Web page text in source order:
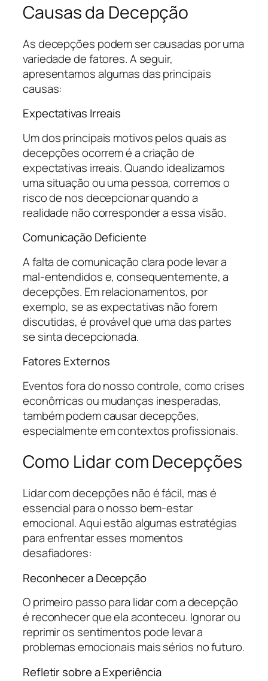
Causas da Decepção
As decepções podem ser causadas por uma
variedade de fatores. A seguir,
apresentamos algumas das principais
causas:
Expectativas Irreais
Um dos principais motivos pelos quais as
decepções ocorrem é a criação de
expectativas irreais. Quando idealizamos
uma situação ou uma pessoa, corremos o
risco de nos decepcionar quando a
realidade não corresponder a essa visão.
Comunicação Deficiente
A falta de comunicação clara pode levar a
mal-entendidos e, consequentemente, a
decepções. Em relacionamentos, por
exemplo, se as expectativas não forem
discutidas, é provável que uma das partes
se sinta decepcionada.
Fatores Externos
Eventos fora do nosso controle, como crises
econômicas ou mudanças inesperadas,
também podem causar decepções,
especialmente em contextos profissionais.
Como Lidar com Decepções
Lidar com decepções não é fácil, mas é
essencial para o nosso bem-estar
emocional. Aqui estão algumas estratégias
para enfrentar esses momentos
desafiadores:
Reconhecer a Decepção
O primeiro passo para lidar com a decepção
é reconhecer que ela aconteceu. Ignorar ou
reprimir os sentimentos pode levar a
problemas emocionais mais sérios no futuro.
Refletir sobre a Experiência